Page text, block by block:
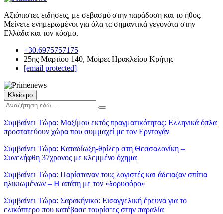
Αξιόπιστες ειδήσεις, με σεβασμό στην παράδοση και το ήθος.
Μείνετε ενημερωμένοι για όλα τα σημαντικά γεγονότα στην
Ελλάδα και τον κόσμο.
+30.6975757175
25ης Μαρτίου 140, Μοίρες Ηρακλείου Κρήτης
[email protected]
Κλείσιμο
Συμβαίνει Τώρα: Μαξίμου εκτός πραγματικότητας: Ελληνικά όπλα
προστατεύουν χώρα που συμμαχεί με τον Ερντογάν
Συμβαίνει Τώρα: Καταδίωξη-θρίλερ στη Θεσσαλονίκη –
Συνελήφθη 37χρονος με κλεμμένο όχημα
Συμβαίνει Τώρα: Παρίσταναν τους λογιστές και άδειαζαν σπίτια
ηλικιωμένων – Η απάτη με τον «δορυφόρο»
Συμβαίνει Τώρα: Σαρακήνικο: Εισαγγελική έρευνα για το
ελικόπτερο που κατέβασε τουρίστες στην παραλία